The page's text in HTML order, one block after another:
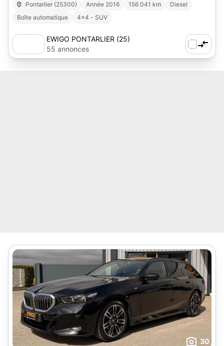
Pontarlier (25300) Année 2016 156 041 km
Diesel
Boîte automatique
4x4 - SUV
EWIGO PONTARLIER (25)
55 annonces
30